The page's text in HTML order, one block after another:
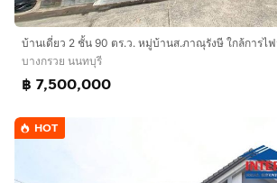
บางกรวย นนทบุรี
฿ 7,500,000
HOT